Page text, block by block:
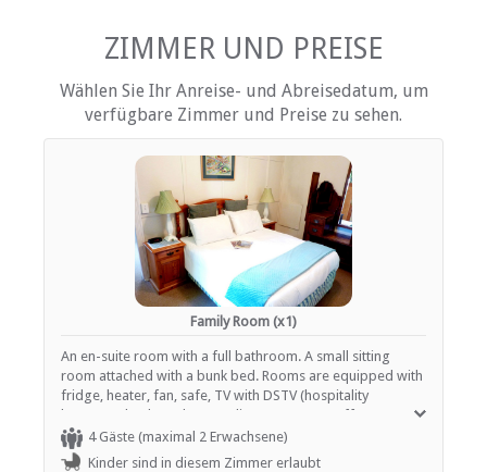
Fan
Heizung (en)
Rauchen: nicht erlaubt
Tee- und Kaffeekocher
Fernsehen (mit Satellit)
EINRICHTUNGEN AUF DEM GELÄNDE
Garten(e)
Zimmerreinigung (täglich)
Wäscheservice
Parkplatz (abseits der Straße)
Rezeption (Geschäftszeiten)
Rauchen: in abgegrenzten Gebieten
Rauchen: Nicht drinnen
Schwimmbad
Weckrufe
Zugang für Rollstuhlfahrer
ZIMMER UND PREISE
Wählen Sie Ihr Anreise- und Abreisedatum, um
verfügbare Zimmer und Preise zu sehen.
Family Room (x1)
An en-suite room with a full bathroom. A small sitting
room attached with a bunk bed. Rooms are equipped with
fridge, heater, fan, safe, TV with DSTV (hospitality
bouquet), kettle and a complimentary tea / coffee tray.
Hairdryers are available on request. All rooms are non-
smoking and pet-free.
4 Gäste (maximal 2 Erwachsene)
Kinder sind in diesem Zimmer erlaubt